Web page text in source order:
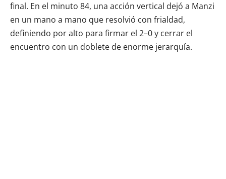
final. En el minuto 84, una acción vertical dejó a Manzi
en un mano a mano que resolvió con frialdad,
definiendo por alto para firmar el 2–0 y cerrar el
encuentro con un doblete de enorme jerarquía.